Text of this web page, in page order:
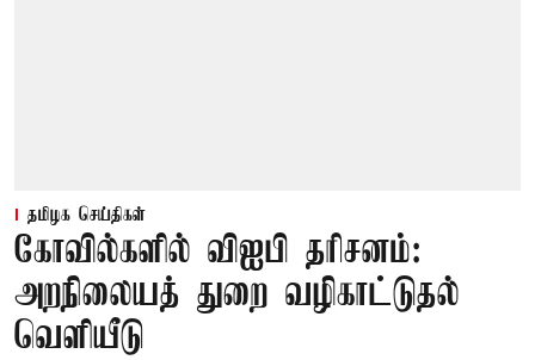
தமிழக செய்திகள்
கோவில்களில் விஐபி தரிசனம்:
அறநிலையத் துறை வழிகாட்டுதல்
வெளியீடு